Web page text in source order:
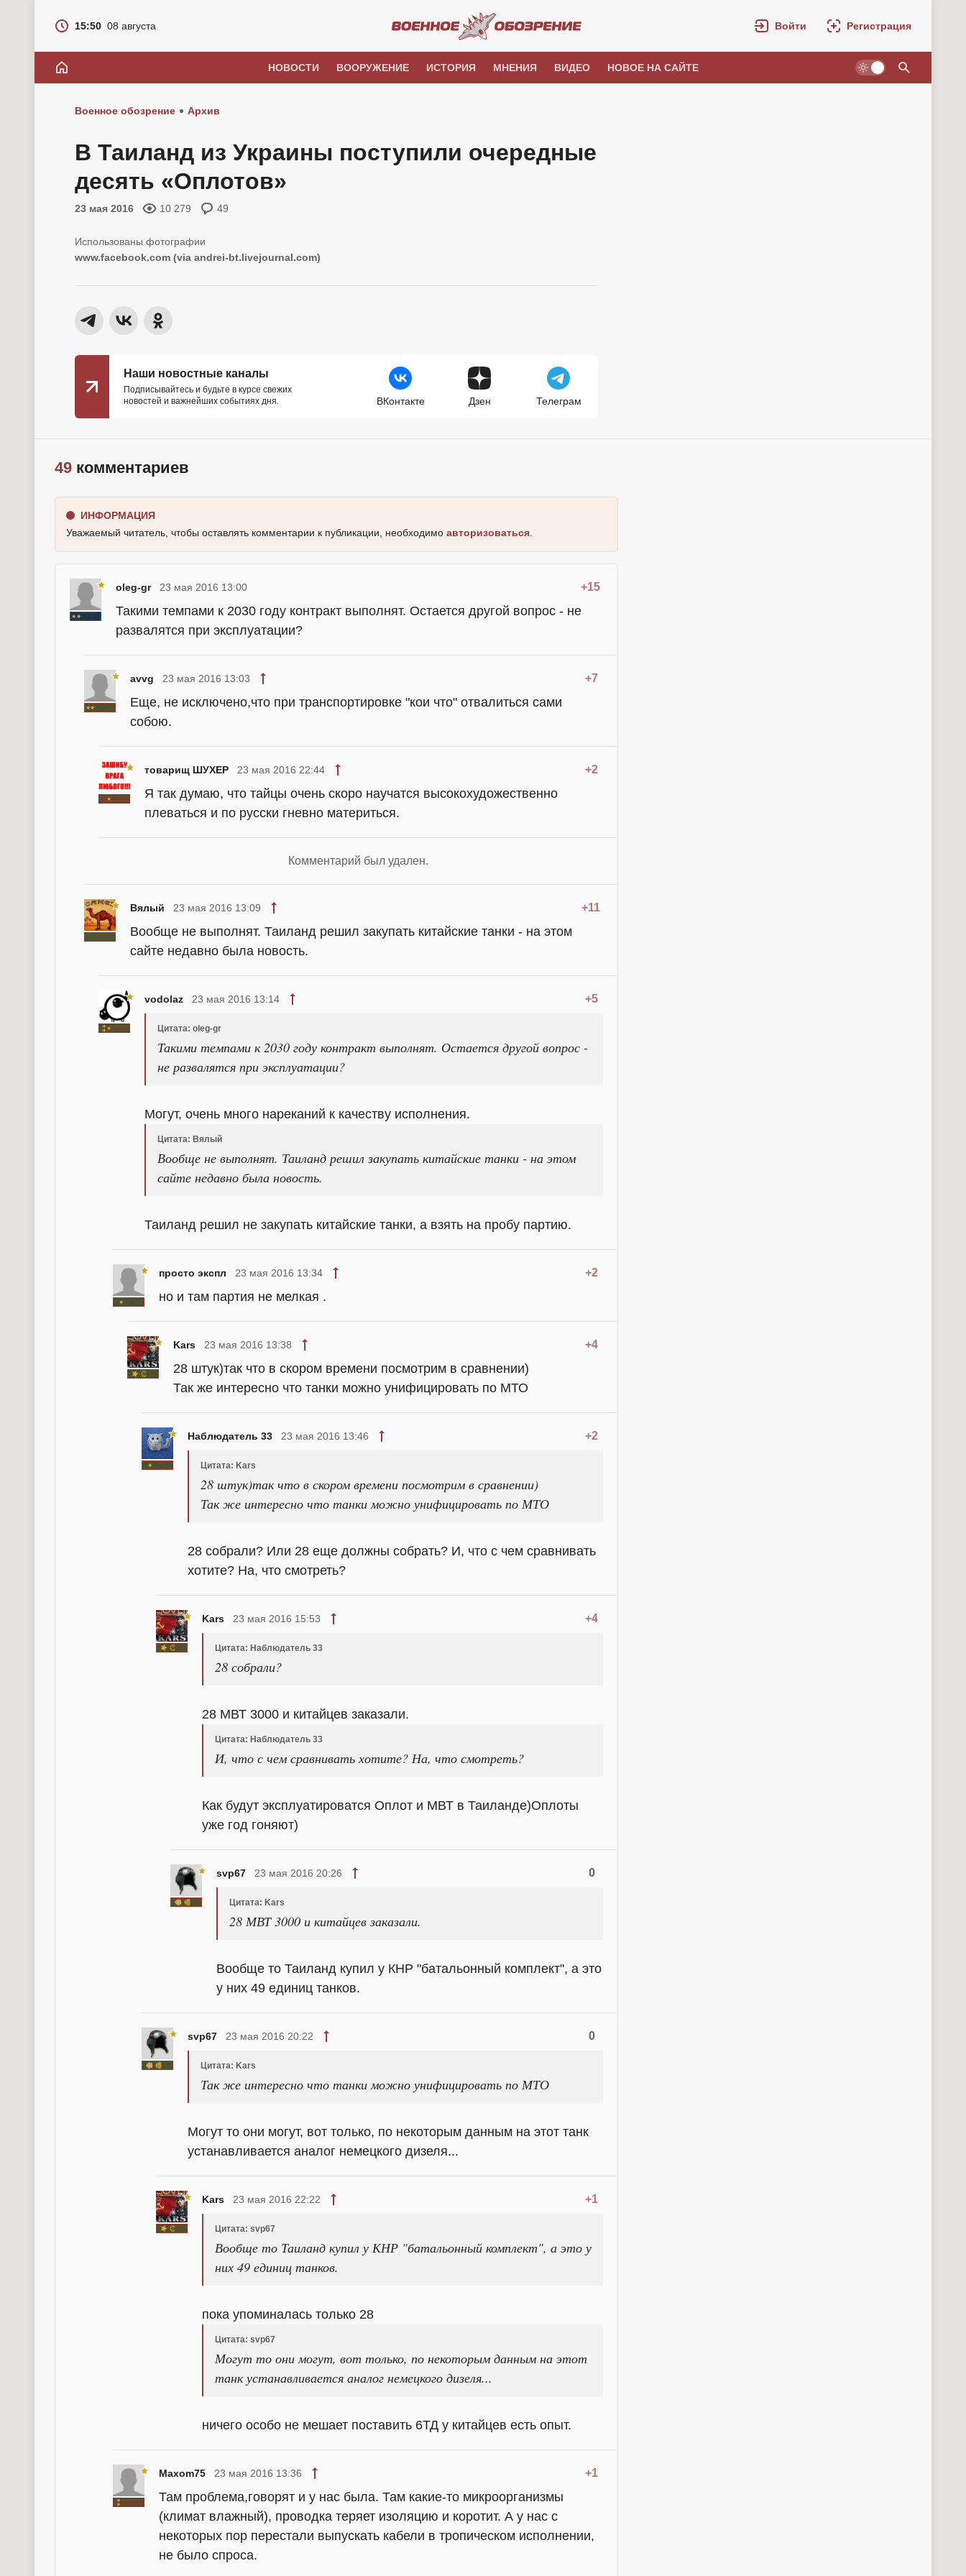
15:50 08 августа Войти Регистрация
НОВОСТИ ВООРУЖЕНИЕ ИСТОРИЯ МНЕНИЯ ВИДЕО НОВОЕ НА САЙТЕ
Военное обозрение Архив
В Таиланд из Украины поступили очередные
десять «Оплотов»
23 мая 2016 10 279 49
www.facebook.com (via andrei-bt.livejournal.com)
Наши новостные каналы
Подписывайтесь и будьте в курсе свежих
новостей и важнейших событиях дня.
ВКонтакте Дзен Телеграм
49 комментариев
ИНФОРМАЦИЯ
Уважаемый читатель, чтобы оставлять комментарии к публикации, необходимо авторизоваться
oleg-gr +15
23 мая 2016 13:00
Такими темпами к 2030 году контракт выполнят. Остается другой вопрос - не
развалятся при эксплуатации?
avvg +7
23 мая 2016 13:03
Еще, не исключено,что при транспортировке "кои что" отвалиться сами
собою.
товарищ ШУХЕР +2
23 мая 2016 22:44
Я так думаю, что тайцы очень скоро научатся высокохудожественно
плеваться и по русски гневно материться.
Комментарий был удален.
Вялый +11
23 мая 2016 13:09
Вообще не выполнят. Таиланд решил закупать китайские танки - на этом
сайте недавно была новость.
vodolaz +5
23 мая 2016 13:14
Цитата: oleg-gr
Такими темпами к 2030 году контракт выполнят. Остается другой вопрос -
не развалятся при эксплуатации?
Могут, очень много нареканий к качеству исполнения.
Цитата: Вялый
Вообще не выполнят. Таиланд решил закупать китайские танки - на этом
сайте недавно была новость.
Таиланд решил не закупать китайские танки, а взять на пробу партию.
просто экспл +2
23 мая 2016 13:34
но и там партия не мелкая .
Kars +4
23 мая 2016 13:38
28 штук)так что в скором времени посмотрим в сравнении)
Так же интересно что танки можно унифицировать по МТО
Наблюдатель 33 +2
23 мая 2016 13:46
Цитата: Kars
28 штук)так что в скором времени посмотрим в сравнении)
Так же интересно что танки можно унифицировать по МТО
28 собрали? Или 28 еще должны собрать? И, что с чем сравнивать
хотите? На, что смотреть?
Kars +4
23 мая 2016 15:53
Цитата: Наблюдатель 33
28 собрали?
28 МВТ 3000 и китайцев заказали.
Цитата: Наблюдатель 33
И, что с чем сравнивать хотите? На, что смотреть?
Как будут эксплуатироватся Оплот и МВТ в Таиланде)Оплоты
уже год гоняют)
svp67 0
23 мая 2016 20:26
Цитата: Kars
28 МВТ 3000 и китайцев заказали.
Вообще то Таиланд купил у КНР "батальонный комплект", а это
у них 49 единиц танков.
svp67 0
23 мая 2016 20:22
Цитата: Kars
Так же интересно что танки можно унифицировать по МТО
Могут то они могут, вот только, по некоторым данным на этот танк
устанавливается аналог немецкого дизеля...
Kars +1
23 мая 2016 22:22
Цитата: svp67
Вообще то Таиланд купил у КНР "батальонный комплект", а это у
них 49 единиц танков.
пока упоминалась только 28
Цитата: svp67
Могут то они могут, вот только, по некоторым данным на этот
танк устанавливается аналог немецкого дизеля...
ничего особо не мешает поставить 6ТД у китайцев есть опыт.
Maxom75 +1
23 мая 2016 13:36
Там проблема,говорят и у нас была. Там какие-то микроорганизмы
(климат влажный), проводка теряет изоляцию и коротит. А у нас с
некоторых пор перестали выпускать кабели в тропическом исполнении,
не было спроса.